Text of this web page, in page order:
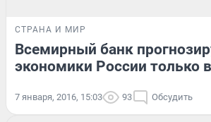
СТРАНА И МИР
Всемирный банк
экономики России только
7 января, 2016, 15:03 93 Обсудить